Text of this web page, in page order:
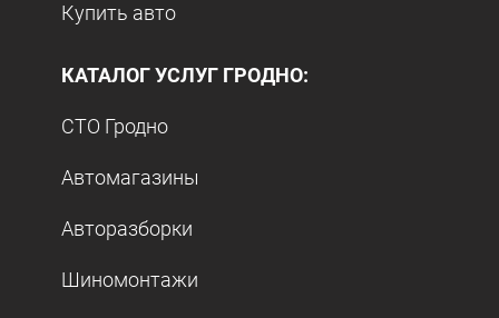
Купить авто
КАТАЛОГ УСЛУГ ГРОДНО:
СТО Гродно
Автомагазины
Авторазборки
Шиномонтажи